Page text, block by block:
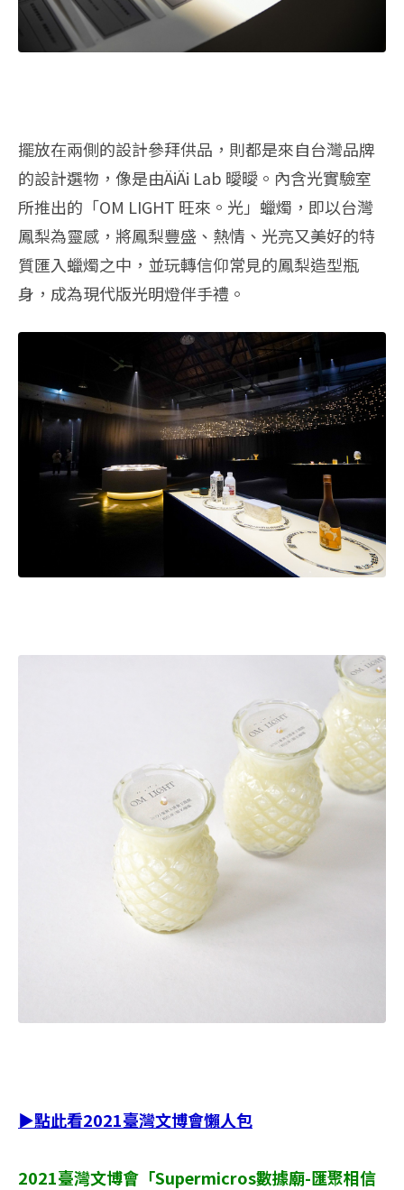
擺放在兩側的設計參拜供品，則都是來自台灣品牌
的設計選物，像是由ÄiÄi Lab 曖曖。內含光實驗室
所推出的「OM LIGHT 旺來。光」蠟燭，即以台灣
鳳梨為靈感，將鳳梨豐盛、熱情、光亮又美好的特
質匯入蠟燭之中，並玩轉信仰常見的鳳梨造型瓶
身，成為現代版光明燈伴手禮。
▶點此看2021臺灣文博會懶人包
2021臺灣文博會「Supermicros數據廟-匯聚相信